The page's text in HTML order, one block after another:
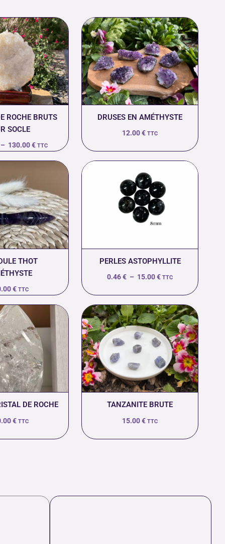
ROCHE BRUTS
SOCLE
– 130.00€
Plage
de
prix :
18.00 €
à
130.00 €
TTC
DRUSES EN AMÉTHYSTE
12.00€ TTC
THOT
€ TTC
PERLES ASTOPHYLLITE
0.46€ – 15.00€
prix :
0.46 €
à
15.00 €
TTC
DE ROCHE
€ TTC
TANZANITE BRUTE
15.00€ TTC